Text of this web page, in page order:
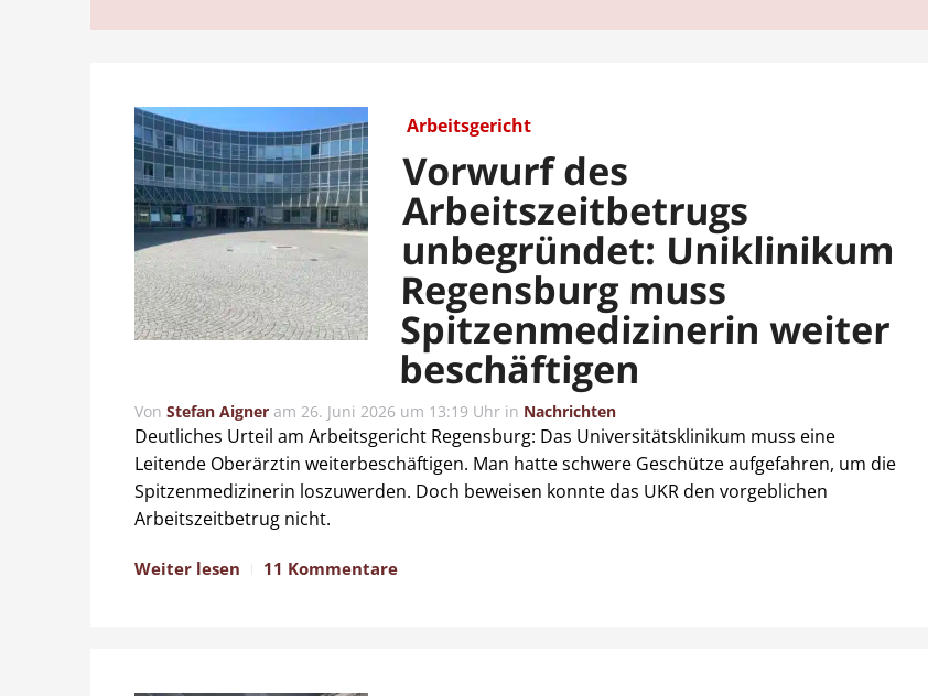
Arbeitsgericht
Vorwurf des
Arbeitszeitbetrugs
unbegründet: Uniklinikum
Regensburg muss
Spitzenmedizinerin weiter
beschäftigen
Von Stefan Aigner am 26. Juni 2026 um 13:19 Uhr in Nachrichten
Deutliches Urteil am Arbeitsgericht Regensburg: Das Universitätsklinikum muss eine
Leitende Oberärztin weiterbeschäftigen. Man hatte schwere Geschütze aufgefahren, um die
Spitzenmedizinerin loszuwerden. Doch beweisen konnte das UKR den vorgeblichen
Arbeitszeitbetrug nicht.
Weiter lesen 11 Kommentare